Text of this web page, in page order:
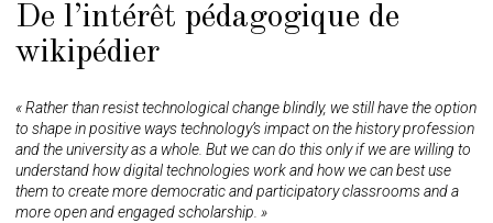
De l’intérêt pédagogique de
wikipédier
« Rather than resist technological change blindly, we still have the option
to shape in positive ways technology’s impact on the history profession
and the university as a whole. But we can do this only if we are willing to
understand how digital technologies work and how we can best use
them to create more democratic and participatory classrooms and a
more open and engaged scholarship. »